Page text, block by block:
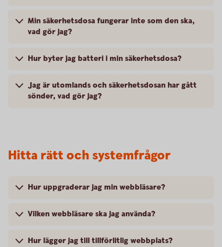
Min säkerhetsdosa fungerar inte som den ska,
vad gör jag?
Hur byter jag batteri i min säkerhetsdosa?
Jag är utomlands och säkerhetsdosan har gått
sönder, vad gör jag?
Hitta rätt och systemfrågor
Hur uppgraderar jag min webbläsare?
Vilken webbläsare ska jag använda?
Hur lägger jag till tillförlitlig webbplats?